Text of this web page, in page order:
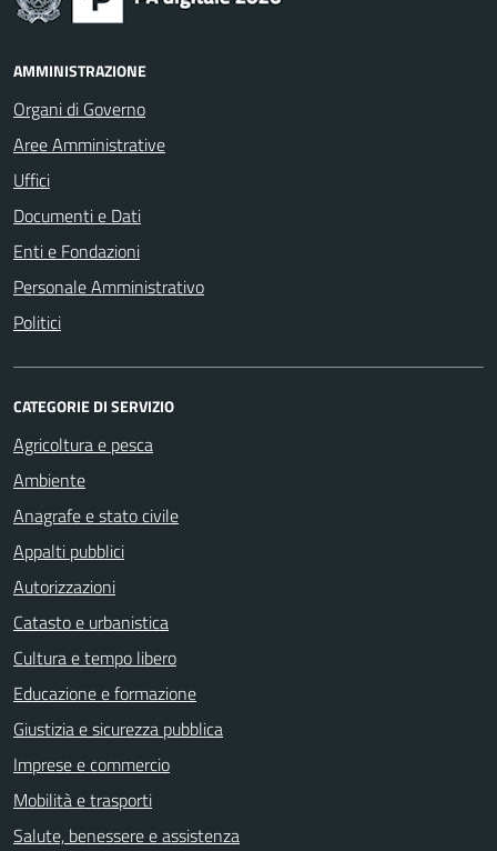
AMMINISTRAZIONE
Organi di Governo
Aree Amministrative
Uffici
Documenti e Dati
Enti e Fondazioni
Personale Amministrativo
Politici
CATEGORIE DI SERVIZIO
Agricoltura e pesca
Ambiente
Anagrafe e stato civile
Appalti pubblici
Autorizzazioni
Catasto e urbanistica
Cultura e tempo libero
Educazione e formazione
Giustizia e sicurezza pubblica
Imprese e commercio
Mobilità e trasporti
Salute, benessere e assistenza